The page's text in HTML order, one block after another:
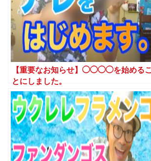
【重要なお知らせ】◯◯◯◯を始めるこ
とにしました。